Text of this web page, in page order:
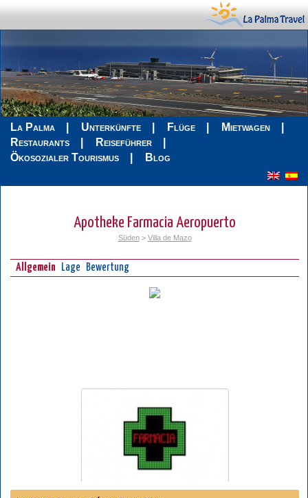
La Palma Unterkünfte Flüge
Mietwagen
Restaurants
Reiseführer
Ökosozialer Tourismus
Blog
Apotheke Farmacia Aeropuerto
Süden> Villa de Mazo
Allgemein Lage Bewertung